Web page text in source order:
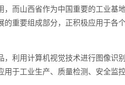
而山西省作为中国重要的工业基
重要组成部分，正积极应用于各
利用计算机视觉技术进行图像识
于工业生产、质量检测、安全监控